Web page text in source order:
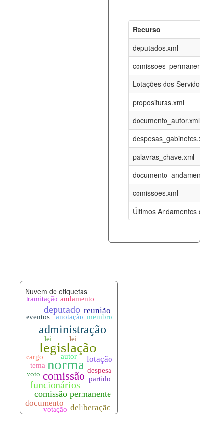
Recurso
deputados.xml
Lotações dos Servidores
proposituras.xml
documento_autor.xml
despesas_gabinetes.xml
palavras_chave.xml
documento_andamento.xml
comissoes.xml
Últimos Andamentos de
documento_andamento_atual.xml
08-08-
funcionarios_lotacoes.xml
funcionarios_cargos.xml 12-05-
08-08-
documento_andamento.xml 08-08-
palavras_chave.xml 08-08-
legislacao_norma_anotacoes.xml
Nuvem de etiquetas